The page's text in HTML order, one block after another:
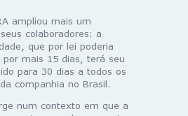
ampliou mais um
colaboradores: a
que por lei poderia
por mais 15 dias, terá seu
para 30 dias a todos os
companhia no Brasil.
num contexto em que a